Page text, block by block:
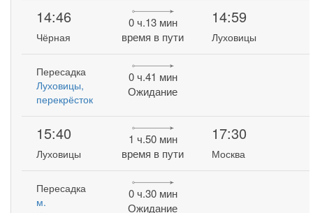
14:46
Чёрная
0 ч.13 мин
время в пути
14:59
Луховицы
Пересадка
Луховицы,
перекрёсток
0 ч.41 мин
Ожидание
15:40
Луховицы
1 ч.50 мин
время в пути
17:30
Москва
Пересадка
м.
0 ч.30 мин
Ожидание